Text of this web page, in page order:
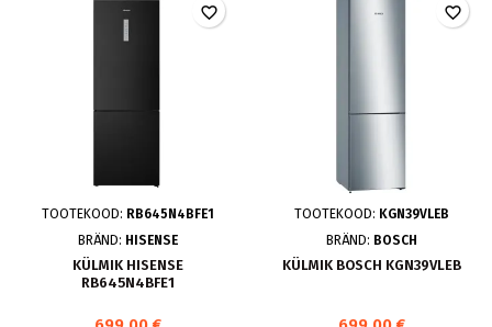
TOOTEKOOD: RB645N4BFE1
BRÄND: HISENSE
KÜLMIK HISENSE
RB645N4BFE1
favorite_border
TOOTEKOOD: KGN39VLEB
BRÄND: BOSCH
KÜLMIK BOSCH KGN39VLEB
favorite_border